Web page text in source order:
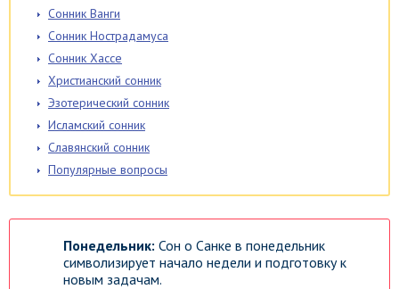
Сонник Ванги
Сонник Нострадамуса
Сонник Хассе
Христианский сонник
Эзотерический сонник
Исламский сонник
Славянский сонник
Популярные вопросы
Понедельник: Сон о Санке в понедельник
символизирует начало недели и подготовку к
новым задачам.